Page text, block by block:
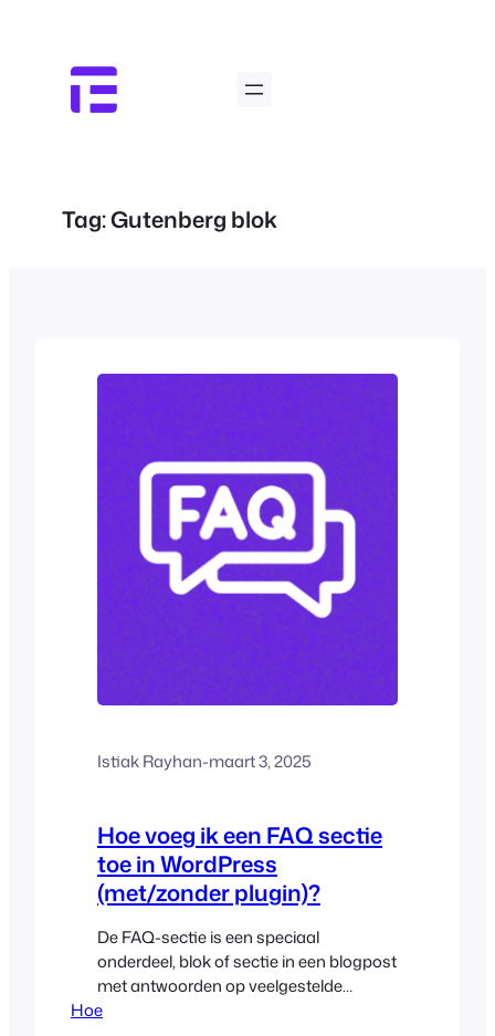
Tag:Gutenberg blok
Istiak Rayhan-maart 3, 2025
Hoe voeg ik een FAQ sectie
toe in WordPress
(met/zonder plugin)?
De FAQ-sectie is een speciaal
onderdeel, blok of sectie in een blogpost
met antwoorden op veelgestelde
vragen die bezoekers kunnen hebben.
Hoe